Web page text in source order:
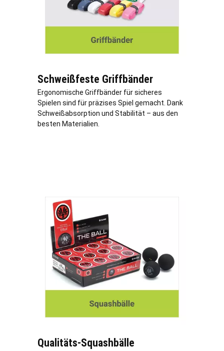
Schweißfeste Griffbänder
Ergonomische Griffbänder für sicheres
Spielen sind für präzises Spiel gemacht. Dank
Schweißabsorption und Stabilität – aus den
besten Materialien.
Qualitäts-Squashbälle